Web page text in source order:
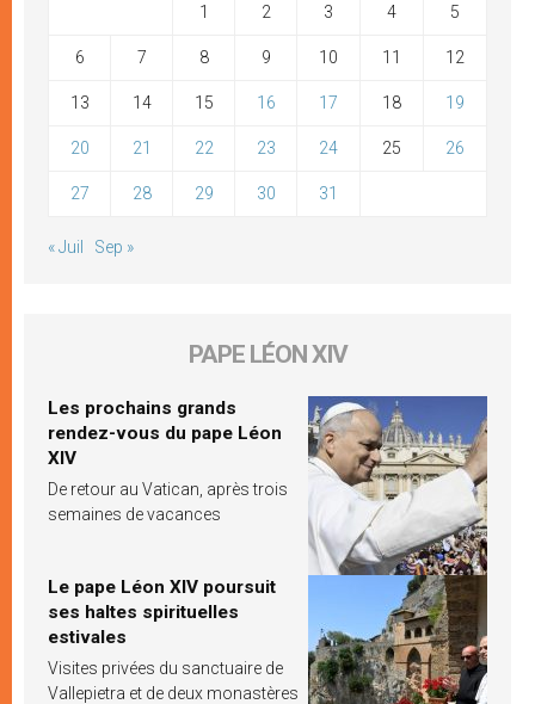
1 2 3 4 5
6 7 8 9 10 11 12
13 14 15 16 17 18 19
20 21 22 23 24 25 26
27 28 29 30 31
« Juil Sep »
PAPE LÉON XIV
Les prochains grands
rendez-vous du pape Léon
XIV
De retour au Vatican, après trois
semaines de vacances
Le pape Léon XIV poursuit
ses haltes spirituelles
estivales
Visites privées du sanctuaire de
Vallepietra et de deux monastères